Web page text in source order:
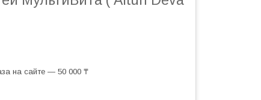
на сайте — 50 000 ₸